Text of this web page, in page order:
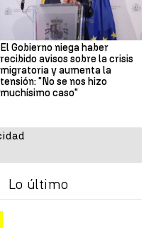
El Gobierno niega haber
recibido avisos sobre la crisis
migratoria y aumenta la
tensión: "No se nos hizo
muchísimo caso"
Lo último